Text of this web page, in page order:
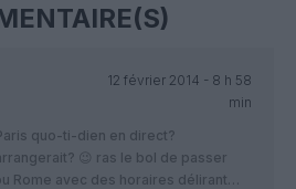
12 février 2014 - 8 h 58
min
quo-ti-dien en direct?
😉 ras le bol de passer
Rome avec des horaires délirant…